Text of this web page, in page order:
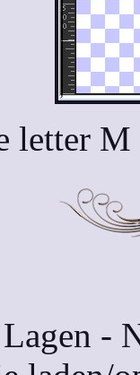
letter M
Lagen -